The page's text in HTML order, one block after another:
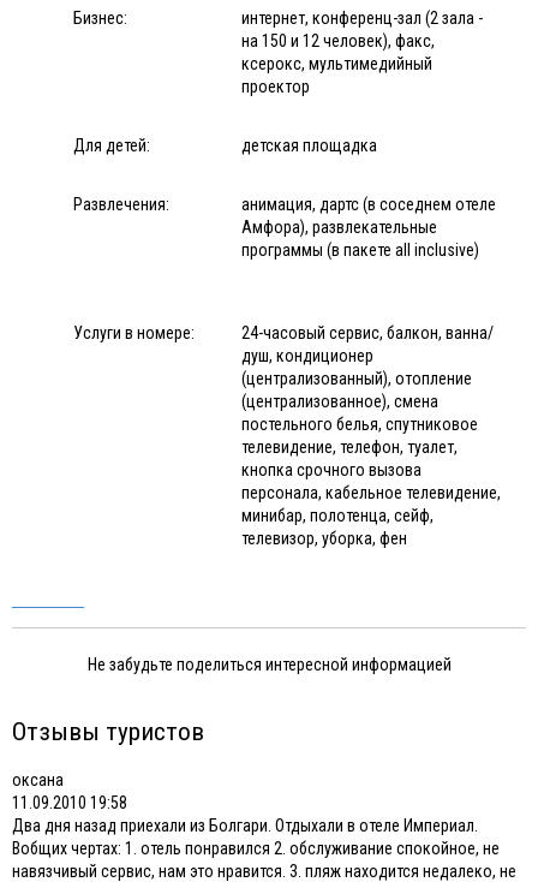
Бизнес:
интернет, конференц-зал (2 зала -
на 150 и 12 человек), факс,
ксерокс, мультимедийный
проектор
Для детей: детская площадка
Развлечения:
анимация, дартс (в соседнем отеле
Амфора), развлекательные
программы (в пакете all inclusive)
Услуги в номере:
24-часовый сервис, балкон, ванна/
душ, кондиционер
(централизованный), отопление
(централизованное), смена
постельного белья, спутниковое
телевидение, телефон, туалет,
кнопка срочного вызова
персонала, кабельное телевидение,
минибар, полотенца, сейф,
телевизор, уборка, фен
Не забудьте поделиться интересной информацией
Отзывы туристов
оксана
11.09.2010 19:58
Два дня назад приехали из Болгари. Отдыхали в отеле Империал.
Вобщих чертах: 1. отель понравился 2. обслуживание спокойное, не
навязчивый сервис, нам это нравится. 3. пляж находится недалеко, не